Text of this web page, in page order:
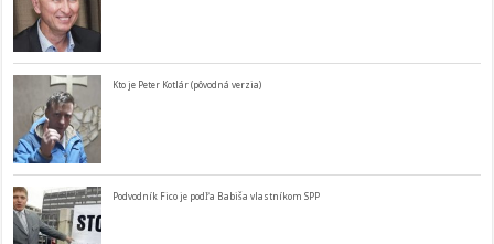
Kto je Peter Kotlár (pôvodná verzia)
Podvodník Fico je podľa Babiša vlastníkom SPP